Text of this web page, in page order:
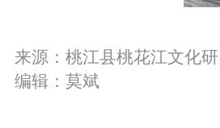
来源：桃江县桃花江文化
编辑：莫斌